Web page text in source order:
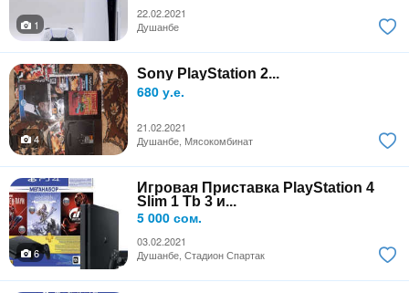
22.02.2021
1
Душанбе
Sony PlayStation 2...
680 у.е.
21.02.2021
4
Душанбе, Мясокомбинат
Игровая Приставка PlayStation 4
Slim 1 Tb 3 и...
5 000 сом.
03.02.2021
6
Душанбе, Стадион Спартак